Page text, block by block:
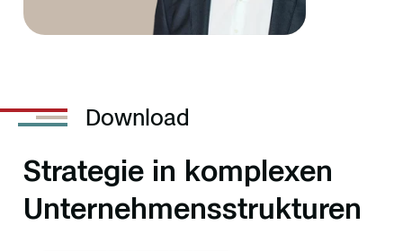
Download
Strategie in komplexen
Unternehmensstrukturen